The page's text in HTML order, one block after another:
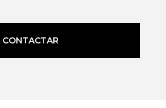
CONTACTAR